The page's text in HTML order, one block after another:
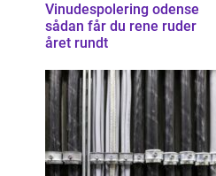
Vinudespolering odense
sådan får du rene ruder
året rundt